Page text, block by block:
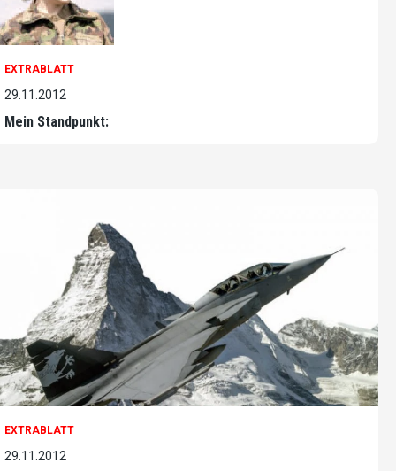
EXTRABLATT
29.11.2012
Mein Standpunkt:
EXTRABLATT
29.11.2012